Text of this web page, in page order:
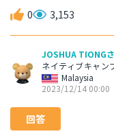
0 3,153
JOSHUA TIONG
ネイティブキャン
Malaysia
2023/12/14 00:00
回答